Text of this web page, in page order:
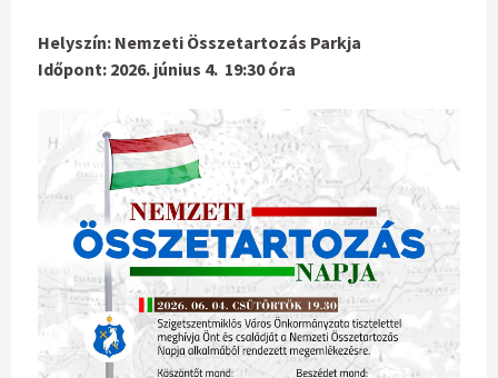
Helyszín: Nemzeti Összetartozás Parkja
Időpont: 2026. június 4. 19:30 óra